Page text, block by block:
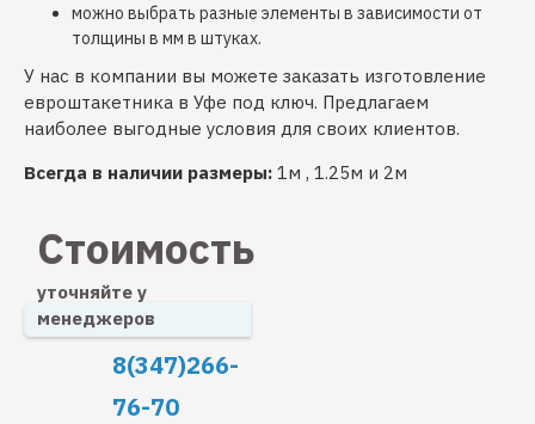
можно выбрать разные элементы в зависимости от
толщины в мм в штуках.
У нас в компании вы можете заказать изготовление
евроштакетника в Уфе под ключ. Предлагаем
наиболее выгодные условия для своих клиентов.
Всегда в наличии размеры: 1м , 1.25м и 2м
Стоимость
уточняйте у
менеджеров
8(347)266-
76-70